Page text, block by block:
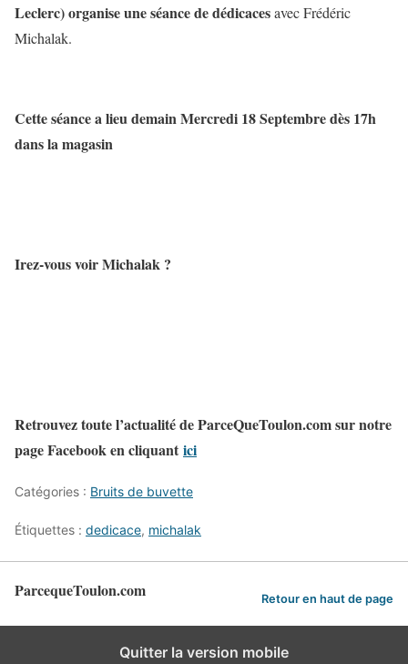
Leclerc) organise une séance de dédicacesavec Frédéric
Michalak.
Cette séance a lieu demain Mercredi 18 Septembre dès 17h
dans la magasin
Irez-vous voir Michalak ?
Retrouvez toute l’actualité de ParceQueToulon.com sur notre
page Facebook en cliquant ici
Catégories : Bruits de buvette
Étiquettes : dedicace, michalak
ParcequeToulon.com Retour en haut de page
Quitter la version mobile